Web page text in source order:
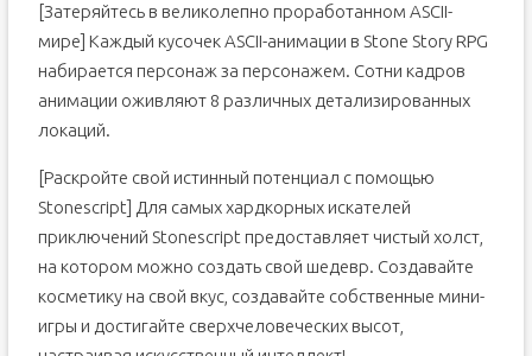
[Затеряйтесь в великолепно проработанном ASCII-
мире] Каждый кусочек ASCII-анимации в Stone Story RPG
набирается персонаж за персонажем. Сотни кадров
анимации оживляют 8 различных детализированных
локаций.
[Раскройте свой истинный потенциал с помощью
Stonescript] Для самых хардкорных искателей
приключений Stonescript предоставляет чистый холст,
на котором можно создать свой шедевр. Создавайте
косметику на свой вкус, создавайте собственные мини-
игры и достигайте сверхчеловеческих высот,